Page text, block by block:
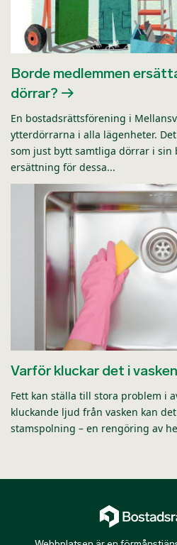
Borde medlemmen
dörrar?
En bostadsrättsförening i
ytterdörrarna i alla lägenheter.
som just bytt samtliga dörrar i sin
ersättning för dessa...
Varför kluckar det i
Fett kan ställa till stora problem i
kluckande ljud från vasken kan
stamspolning – en rengöring av